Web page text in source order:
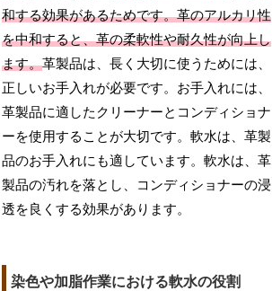
和する効果があるためです。革のアルカリ性
を中和すると、革の柔軟性や耐久性が向上し
ます。革製品は、長く大切に使うためには、
正しいお手入れが必要です。お手入れには、
革製品に適したクリーナーとコンディショナ
ーを使用することが大切です。軟水は、革製
品のお手入れにも適しています。軟水は、革
製品の汚れを落とし、コンディショナーの浸
透を良くする効果があります。
染色や加脂作業における軟水の役割